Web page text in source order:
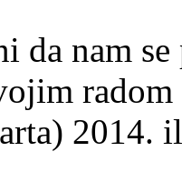
da nam
2014.